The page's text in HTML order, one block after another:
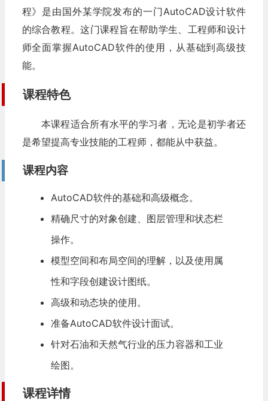
程》是由国外某学院发布的一门AutoCAD设计软件
的综合教程。这门课程旨在帮助学生、工程师和设计
师全面掌握AutoCAD软件的使用，从基础到高级技
能。
课程特色
本课程适合所有水平的学习者，无论是初学者还
是希望提高专业技能的工程师，都能从中获益。
课程内容
AutoCAD软件的基础和高级概念。
精确尺寸的对象创建、图层管理和状态栏
操作。
模型空间和布局空间的理解，以及使用属
性和字段创建设计图纸。
高级和动态块的使用。
准备AutoCAD软件设计面试。
针对石油和天然气行业的压力容器和工业
绘图。
课程详情